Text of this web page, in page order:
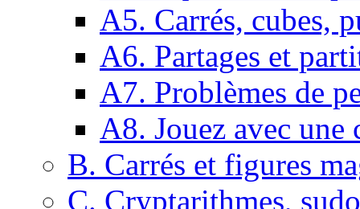
A5. Carrés, cubes,
A6. Partages et
A7. Problèmes de
A8. Jouez avec une
B. Carrés et figures
C. Cryptarithmes,